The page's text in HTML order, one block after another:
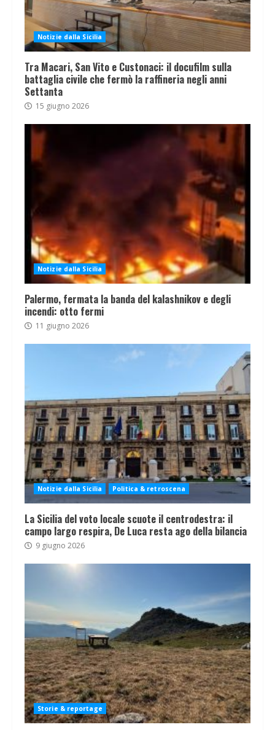
Notizie dalla Sicilia
Tra Macari, San Vito e Custonaci: il docufilm sulla
battaglia civile che fermò la raffineria negli anni
Settanta
15 giugno 2026
Notizie dalla Sicilia
Palermo, fermata la banda del kalashnikov e degli
incendi: otto fermi
11 giugno 2026
Notizie dalla Sicilia Politica & retroscena
La Sicilia del voto locale scuote il centrodestra: il
campo largo respira, De Luca resta ago della bilancia
9 giugno 2026
Storie & reportage